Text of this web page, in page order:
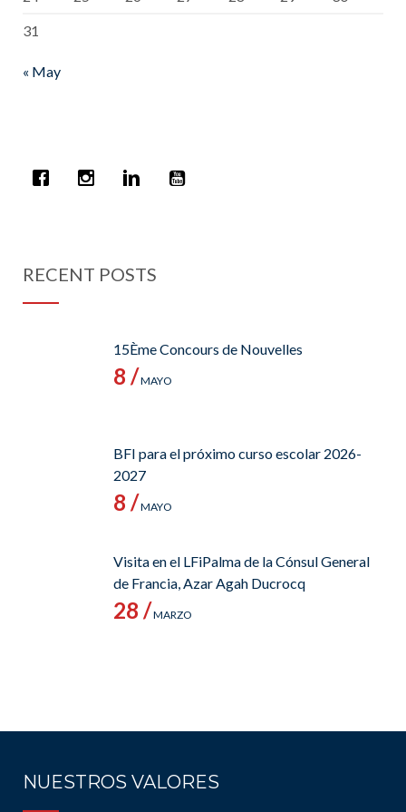
31
« May
RECENT POSTS
15Ème Concours de Nouvelles
8 /MAYO
BFI para el próximo curso escolar 2026-
2027
8 /MAYO
Visita en el LFiPalma de la Cónsul General
de Francia, Azar Agah Ducrocq
28 /MARZO
NUESTROS VALORES